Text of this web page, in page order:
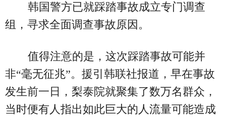
韩国警方已就踩踏事故成立专门调查
组，寻求全面调查事故原因。
值得注意的是，这次踩踏事故可能并
非“毫无征兆”。援引韩联社报道，早在事故
发生前一日，梨泰院就聚集了数万名群众，
当时便有人指出如此巨大的人流量可能造成